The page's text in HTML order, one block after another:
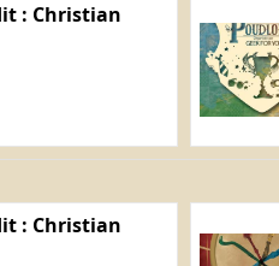
: Christian
: Christian